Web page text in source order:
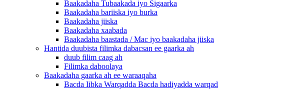
Baakadaha Tubaakada iyo Sigaarka
Baakadaha bariiska iyo burka
Baakadaha jiiska
Baakadaha xaabada
Baakadaha baastada / Mac iyo baakadaha jiiska
Hantida duubista filimka dabacsan ee gaarka ah
duub filim caag ah
Filimka daboolaya
Baakadaha gaarka ah ee waraaqaha
Bacda Iibka Warqadda Bacda hadiyadda warqad